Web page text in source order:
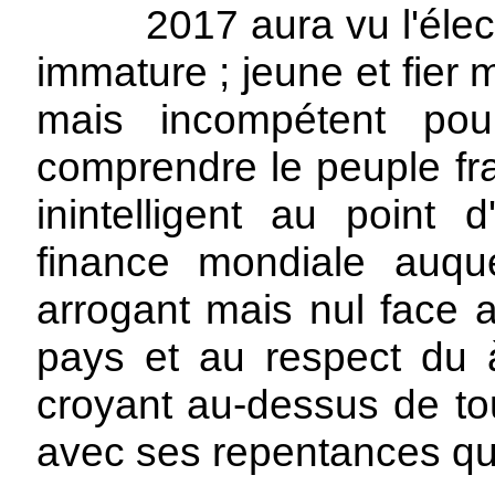
2017 aura vu
immature ; jeune et fier
mais incompétent
comprendre le peuple
inintelligent au point
finance mondiale
arrogant mais nul face
pays et au respect du
croyant au-dessus de
avec ses repentances